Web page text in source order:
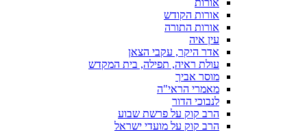
אורות
אורות הקודש
אורות התורה
עין איה
אדר היקר, עקבי הצאן
עולת ראיה, תפילה, בית המקדש
מוסר אביך
מאמרי הראי"ה
לנבוכי הדור
הרב קוק על פרשת שבוע
הרב קוק על מועדי ישראל